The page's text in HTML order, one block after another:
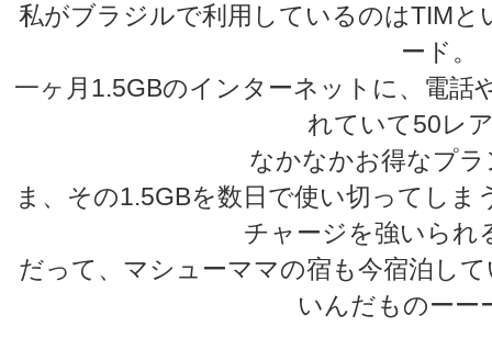
私がブラジルで利用しているのはTIMと
ード。
一ヶ月1.5GBのインターネットに、電話
れていて50レ
なかなかお得なプ
ま、その1.5GBを数日で使い切ってし
チャージを強いられ
だって、マシューママの宿も今宿泊し
いんだものーー